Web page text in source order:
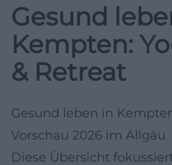
Gesund
Kempten:
& Retreat
Gesund leben in
Vorschau 2026 im Allgäu
Diese Übersicht